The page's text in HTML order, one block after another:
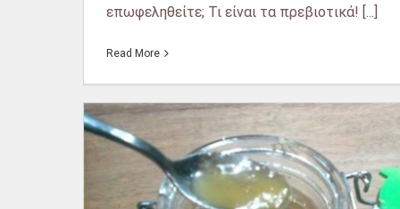
επωφεληθείτε; Τι είναι τα πρεβιοτικά! [...]
Read More